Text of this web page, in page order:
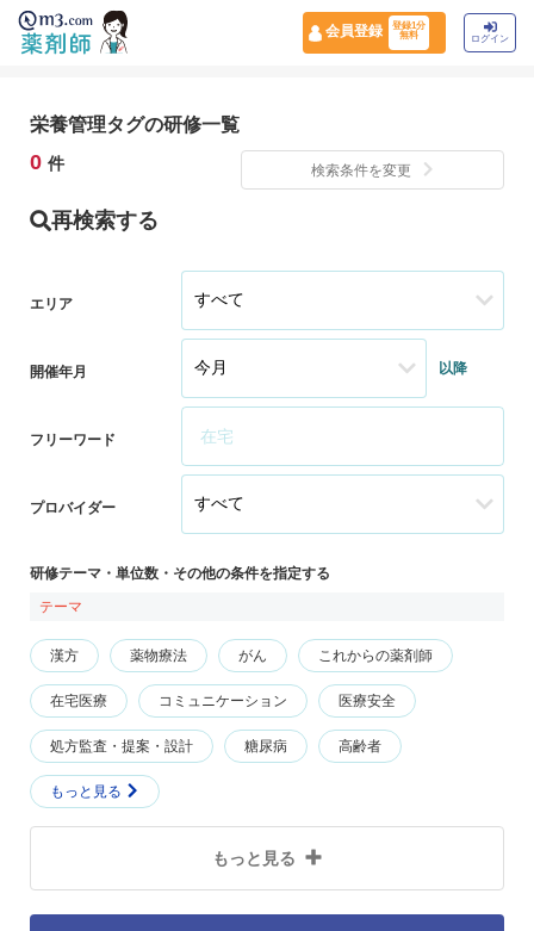
会員登録
登録1分
無料
ログイン
栄養管理タグの研修一覧
0 件 検索条件を変更
再検索する
エリア
開催年月 以降
フリーワード
プロバイダー
研修テーマ・単位数・その他の条件を指定する
テーマ
漢方 薬物療法 がん これからの薬剤師
在宅医療 コミュニケーション 医療安全
処方監査・提案・設計 糖尿病 高齢者
もっと見る
もっと見る